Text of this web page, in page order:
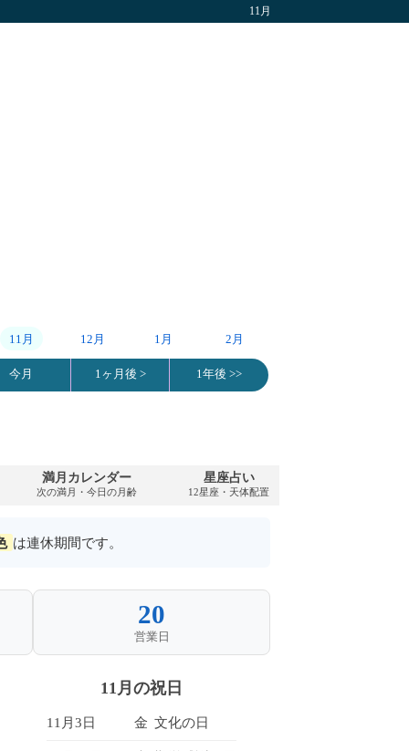
11月
11月 12月 1月 2月
今月 1ヶ月後 > 1年後 >>
満月カレンダー
次の満月・今日の月齢
星座占い
12星座・天体配置
は連休期間です。
20
営業日
11月の祝日
11月3日 金 文化の日